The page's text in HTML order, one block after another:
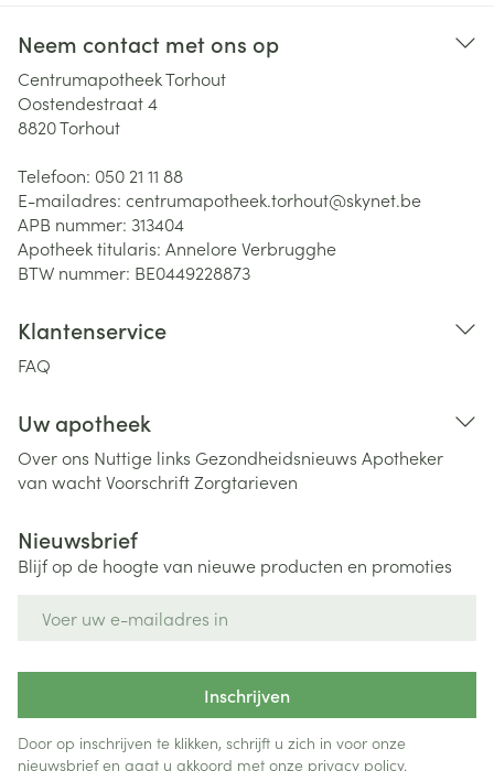
Neem contact met ons op
Centrumapotheek Torhout
Oostendestraat 4
8820Torhout
Telefoon: 050 21 11 88
E-mailadres: centrumapotheek.torhout@skynet.be
APB nummer: 313404
Apotheek titularis: Annelore Verbrugghe
BTW nummer: BE0449228873
Klantenservice
FAQ
Uw apotheek
Over ons Nuttige links Gezondheidsnieuws Apotheker
van wachtVoorschriftZorgtarieven
Nieuwsbrief
Blijf op de hoogte van nieuwe producten en promoties
Inschrijven
Door op inschrijven te klikken, schrijft u zich in voor onze
nieuwsbrief en gaat u akkoord met onze privacy policy.